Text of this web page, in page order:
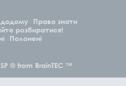
Право знати
розбиратися!
Полонені
® from BrainTEC ™